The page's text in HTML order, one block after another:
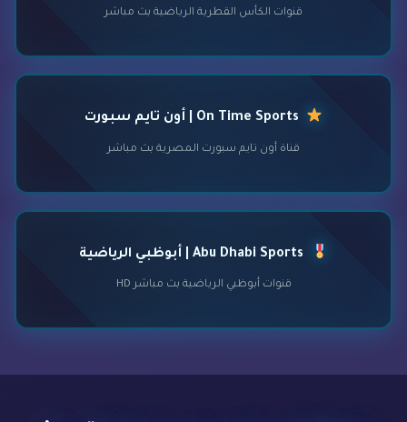
قنوات الكأس القطرية الرياضية بث مباشر
قناة أون تايم سبورت المصرية بث مباشر
قنوات أبوظبي الرياضية بث مباشر HD